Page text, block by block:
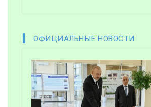
ОФИЦИАЛЬНЫЕ НОВОСТИ